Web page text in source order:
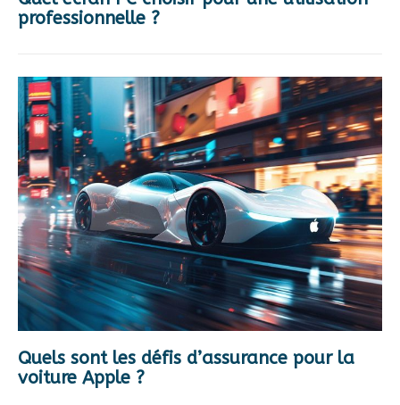
professionnelle ?
Quels sont les défis d’assurance pour la
voiture Apple ?